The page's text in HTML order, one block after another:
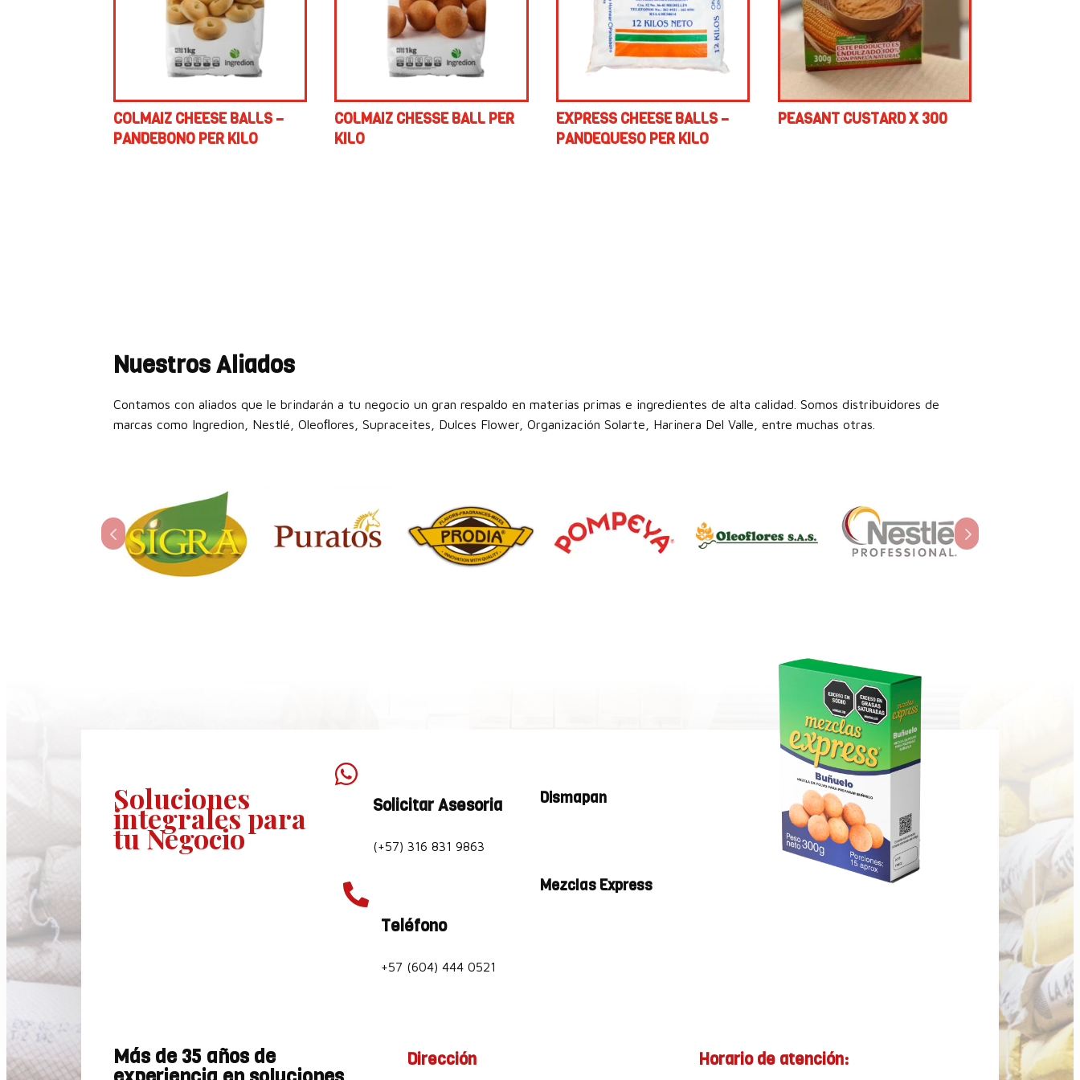
COLMAIZ CHEESE BALLS –
PANDEBONO PER KILO
COLMAIZ CHESSE BALL PER
KILO
EXPRESS CHEESE BALLS –
PANDEQUESO PER KILO
PEASANT CUSTARD X 300
Nuestros Aliados
Contamos con aliados que le brindarán a tu negocio un gran respaldo en materias primas e ingredientes de alta calidad. Somos distribuidores de
marcas como Ingredion, Nestlé, Oleoﬂores, Supraceites, Dulces Flower, Organización Solarte, Harinera Del Valle, entre muchas otras.
Soluciones
integralespara
tu Negocio

Solicitar Asesoria
(+57) 316 831 9863

Teléfono
+57 (604) 444 0521
Dismapan
Mezclas Express
Más de 35 años de Dirección Horario de atención: